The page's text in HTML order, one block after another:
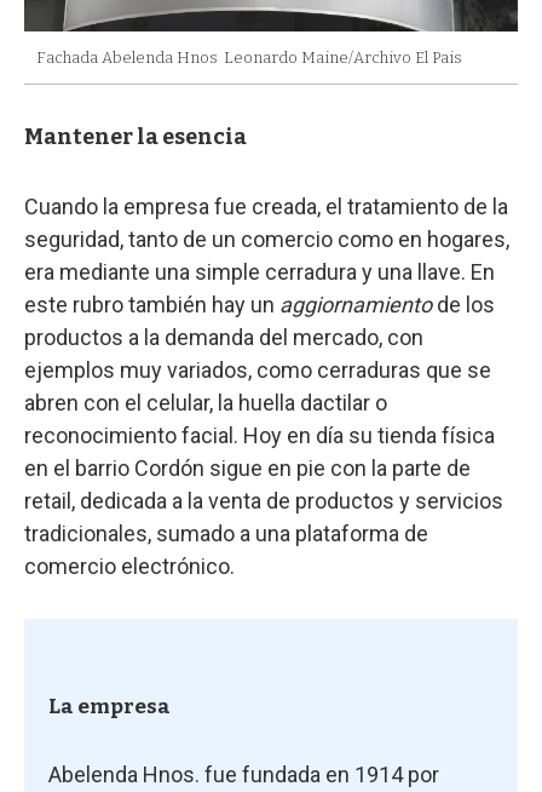
Fachada Abelenda Hnos Leonardo Maine/Archivo El Pais
Mantener la esencia
Cuando la empresa fue creada, el tratamiento de la
seguridad, tanto de un comercio como en hogares,
era mediante una simple cerradura y una llave. En
este rubro también hay un aggiornamientode los
productos a la demanda del mercado, con
ejemplos muy variados, como cerraduras que se
abren con el celular, la huella dactilar o
reconocimiento facial. Hoy en día su tienda física
en el barrio Cordón sigue en pie con la parte de
retail, dedicada a la venta de productos y servicios
tradicionales, sumado a una plataforma de
comercio electrónico.
La empresa
Abelenda Hnos. fue fundada en 1914 por